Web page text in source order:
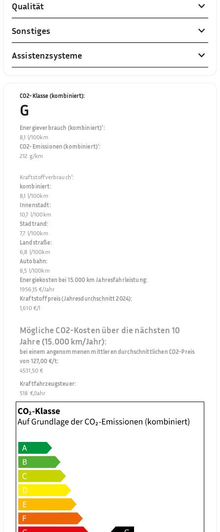
Qualität
Sonstiges
Assistenzsysteme
CO2-Klasse (kombiniert):
G
Energieverbrauch (kombiniert)¹:
8,1 l/100km
CO2-Emissionen (kombiniert)¹:
212 g/km
Kraftstoffverbrauch¹:
kombiniert:
8,1 l/100km
Innenstadt:
10,7 l/100km
Stadtrand:
7,7 l/100km
Landstraße:
6,8 l/100km
Autobahn:
8,5 l/100km
Energiekosten bei 15.000 km Jahresfahrleistung:
1956,15 €/Jahr
Kraftstoffpreis (Jahresdurchschnitt 2024):
1,610 €/l
Mögliche CO2-Kosten über die nächsten 10
Jahre (15.000 km/Jahr):
bei einem angenommenen mittleren durchschnittlichen CO2-Preis
von 127,00 €/t:
4531,50 €
Kraftfahrzeugsteuer:
518 €/Jahr